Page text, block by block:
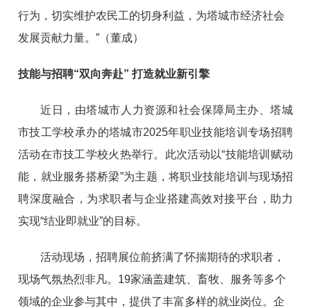
行为，切实维护农民工的切身利益，为塔城市经济社会
发展贡献力量。”（董成）
技能与招聘“双向奔赴” 打造就业新引擎
近日，由塔城市人力资源和社会保障局主办、塔城
市技工学校承办的塔城市2025年职业技能培训专场招聘
活动在市技工学校火热举行。此次活动以“技能培训赋动
能，就业服务搭桥梁”为主题，将职业技能培训与现场招
聘深度融合，为求职者与企业搭建高效对接平台，助力
实现“结业即就业”的目标。
活动现场，招聘展位前挤满了怀揣期待的求职者，
现场气氛热烈非凡。19家涵盖建筑、畜牧、服务等多个
领域的企业参与其中，提供了丰富多样的就业岗位。企